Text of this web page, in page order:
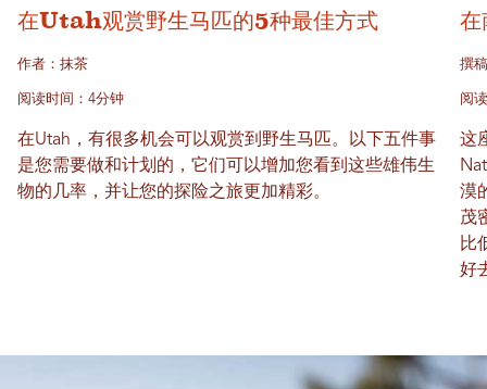
在Utah观赏野生马匹的5种最佳方式
作者：抹茶
阅读时间：4分钟
在Utah，有很多机会可以观赏到野生马匹。以下五件事
是您需要做和计划的，它们可以增加您看到这些雄伟生
物的几率，并让您的探险之旅更加精彩。
在
撰
阅
这
漠
茂
比
好